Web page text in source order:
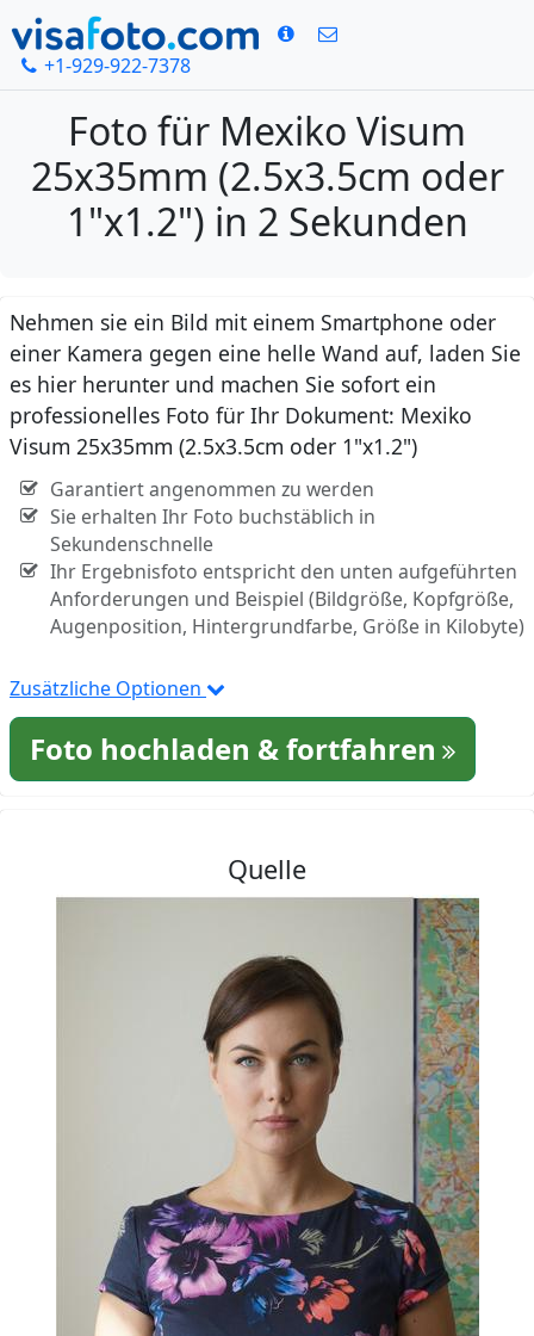
+1-929-922-7378
Foto für Mexiko Visum
25x35mm (2.5x3.5cm oder
1"x1.2") in 2 Sekunden
Nehmen sie ein Bild mit einem Smartphone oder
einer Kamera gegen eine helle Wand auf, laden Sie
es hier herunter und machen Sie sofort ein
professionelles Foto für Ihr Dokument: Mexiko
Visum 25x35mm (2.5x3.5cm oder 1"x1.2")
Garantiert angenommen zu werden
Sie erhalten Ihr Foto buchstäblich in
Sekundenschnelle
Ihr Ergebnisfoto entspricht den unten aufgeführten
Anforderungen und Beispiel (Bildgröße, Kopfgröße,
Augenposition, Hintergrundfarbe, Größe in Kilobyte)
Zusätzliche Optionen
Foto hochladen & fortfahren
Quelle